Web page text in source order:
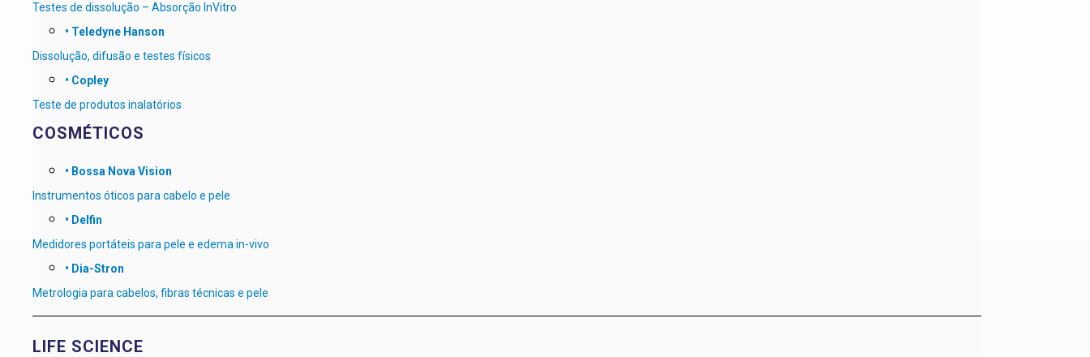
Testes de dissolução – Absorção InVitro
• Teledyne Hanson
Dissolução, difusão e testes físicos
• Copley
Teste de produtos inalatórios
COSMÉTICOS
• Bossa Nova Vision
Instrumentos óticos para cabelo e pele
• Delfin
Medidores portáteis para pele e edema in-vivo
• Dia-Stron
Metrologia para cabelos, fibras técnicas e pele
LIFE SCIENCE